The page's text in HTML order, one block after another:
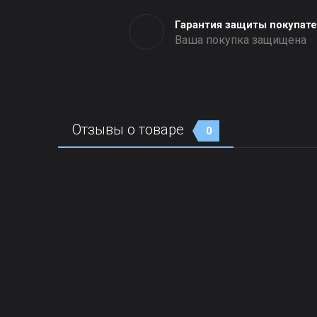
Гарантия защиты
Ваша покупка защищена
Отзывы о товаре 0